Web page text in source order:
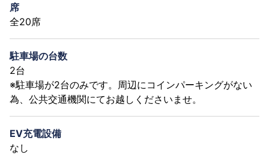
席
全20席
駐車場の台数
2台
※駐車場が2台のみです。周辺にコインパーキングがない
為、公共交通機関にてお越しくださいませ。
EV充電設備
なし